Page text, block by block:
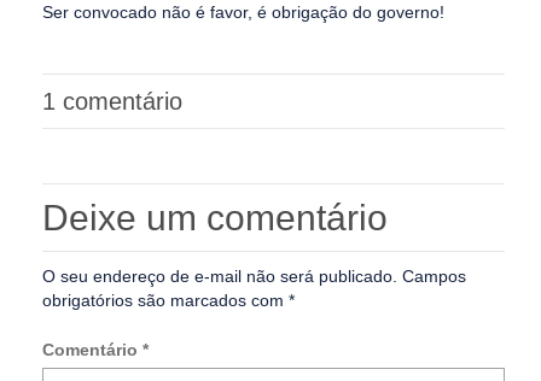
Ser convocado não é favor, é obrigação do governo!
1 comentário
Deixe um comentário
O seu endereço de e-mail não será publicado. Campos
obrigatórios são marcados com *
Comentário *